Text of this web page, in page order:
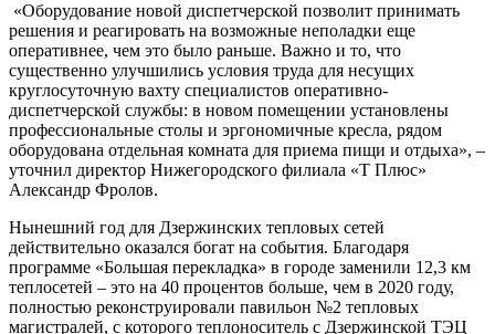
«Оборудование новой диспетчерской позволит принимать
решения и реагировать на возможные неполадки еще
оперативнее, чем это было раньше. Важно и то, что
существенно улучшились условия труда для несущих
круглосуточную вахту специалистов оперативно­
диспетчерской службы: в новом помещении установлены
профессиональные столы и эргономичные кресла, рядом
оборудована отдельная комната для приема пищи и отдыха», –
уточнил директор Нижегородского филиала «Т Плюс»
Александр Фролов.
Нынешний год для Дзержинских тепловых сетей
действительно оказался богат на события. Благодаря
программе «Большая перекладка» в городе заменили 12,3 км
теплосетей – это на 40 процентов больше, чем в 2020 году,
полностью реконструировали павильон №2 тепловых
магистралей, с которого теплоноситель с Дзержинской ТЭЦ